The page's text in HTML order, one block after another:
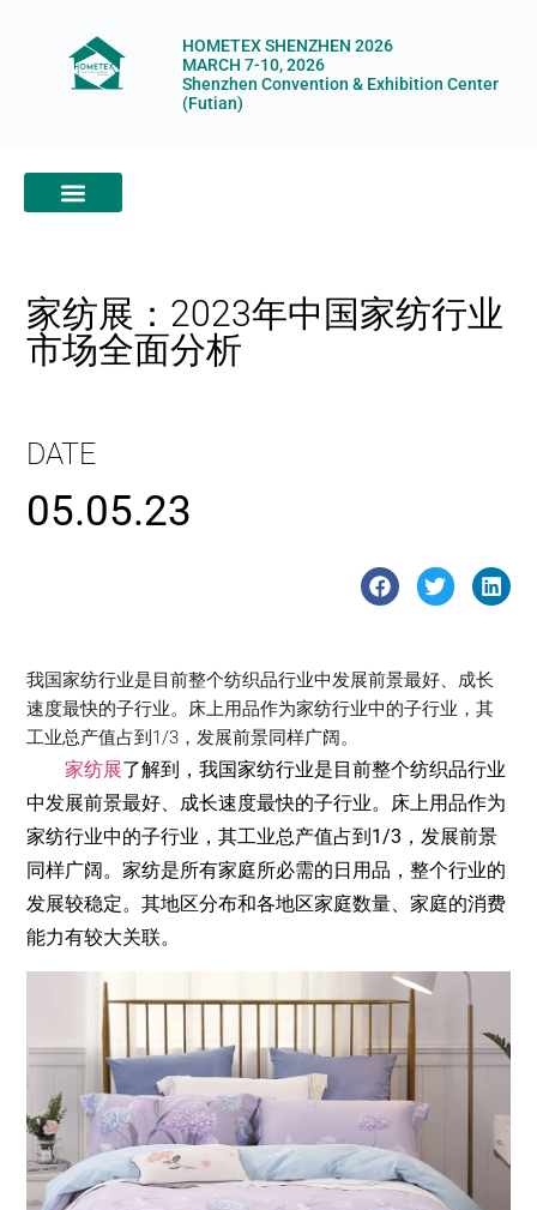
HOMETEX SHENZHEN 2026
MARCH 7-10, 2026
Shenzhen Convention & Exhibition Center
(Futian)
家纺展：2023年中国家纺行业
市场全面分析
DATE
05.05.23
我国家纺行业是目前整个纺织品行业中发展前景最好、成长
速度最快的子行业。床上用品作为家纺行业中的子行业，其
工业总产值占到1/3，发展前景同样广阔。
家纺展了解到，我国家纺行业是目前整个纺织品行业
中发展前景最好、成长速度最快的子行业。床上用品作为
家纺行业中的子行业，其工业总产值占到1/3，发展前景
同样广阔。家纺是所有家庭所必需的日用品，整个行业的
发展较稳定。其地区分布和各地区家庭数量、家庭的消费
能力有较大关联。